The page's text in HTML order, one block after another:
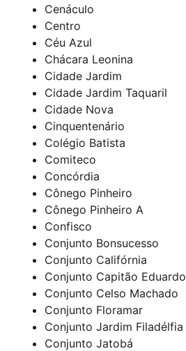
Cenáculo
Centro
Céu Azul
Chácara Leonina
Cidade Jardim
Cidade Jardim Taquaril
Cidade Nova
Cinquentenário
Colégio Batista
Comiteco
Concórdia
Cônego Pinheiro
Cônego Pinheiro A
Confisco
Conjunto Bonsucesso
Conjunto Califórnia
Conjunto Capitão Eduardo
Conjunto Celso Machado
Conjunto Floramar
Conjunto Jardim Filadélfia
Conjunto Jatobá